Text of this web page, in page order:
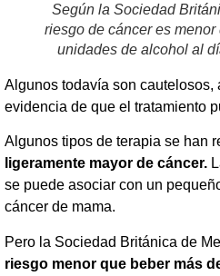
Según la Sociedad
riesgo de cáncer es
unidades de alcohol al
Algunos todavía son cautelosos,
evidencia de que el tratamiento
Algunos tipos de terapia se han
ligeramente mayor de cáncer.
se puede asociar con un
cáncer de mama.
Pero la Sociedad Británica de
riesgo menor que beber más